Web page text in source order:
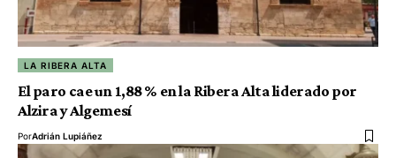
LA RIBERA ALTA
El paro cae un 1,88 % en la Ribera Alta liderado por
Alzira y Algemesí
PorAdrián Lupiáñez